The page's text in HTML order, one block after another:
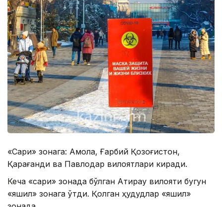
«Сариқ» зонага: Ақмола, Ғарбий Қозоғистон,
Қарағанди ва Павлодар вилоятлари киради.
Кеча «сариқ» зонада бўлган Атирау вилояти бугун
«яшил» зонага ўтди. Қолган ҳудудлар «яшил»